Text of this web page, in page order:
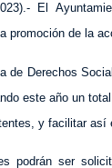
El
promoción de la
de Derechos
este año un
y facilitar así
podrán ser